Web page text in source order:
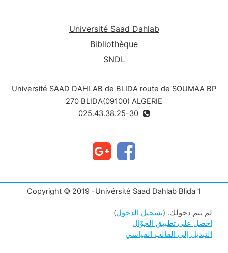
Université Saad Dahlab
Bibliothèque
SNDL
Université SAAD DAHLAB de BLIDA route de SOUMAA BP
270 BLIDA(09100) ALGERIE
Copyright © 2019 -Univérsité Saad Dahlab Blida 1
لم يتم دخولك. (تسجيل الدخول)
احصل على تطبيق الجوّال
التبديل إلى القالب القياسي